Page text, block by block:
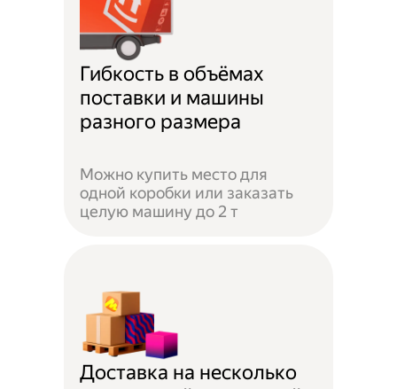
Гибкость в объёмах
поставки и машины
разного размера
Можно купить место для
одной коробки или заказать
целую машину до 2 т
Доставка на несколько